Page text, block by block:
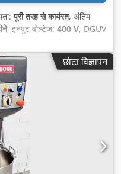
पूरी तरह से कार्यरत, अंतिम
, इनपुट वोल्टेज: 400 V, DGUV
फ्यूज:
छोटा विज्ञापन